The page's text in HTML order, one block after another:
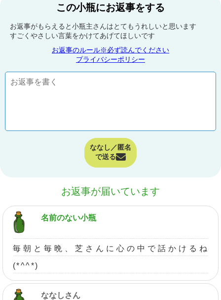
この小瓶にお返事をする
お返事がもらえると小瓶主さんはとてもうれしいと思います
すごくやさしい言葉をかけてあげてほしいです
お返事のルール※必ず読んでください
プライバシーポリシー
ななし／匿名
で送る
お返事が届いています
名前のない小瓶
毎朝と毎晩、芝さんに心の中で話かけるね
(*^^*)
ななしさん